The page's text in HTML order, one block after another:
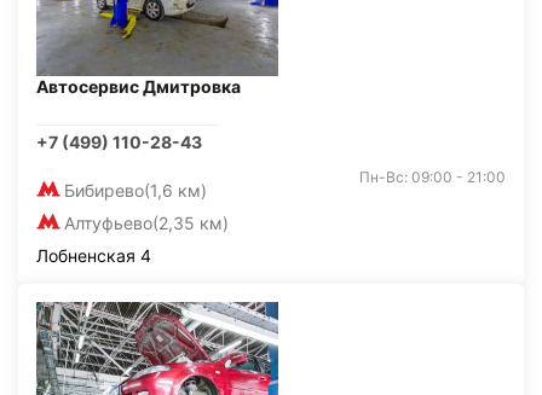
Автосервис Дмитровка
+7 (499) 110-28-43
Бибирево(1,6 км)
Алтуфьево(2,35 км)
Пн-Вс: 09:00 - 21:00
Лобненская 4